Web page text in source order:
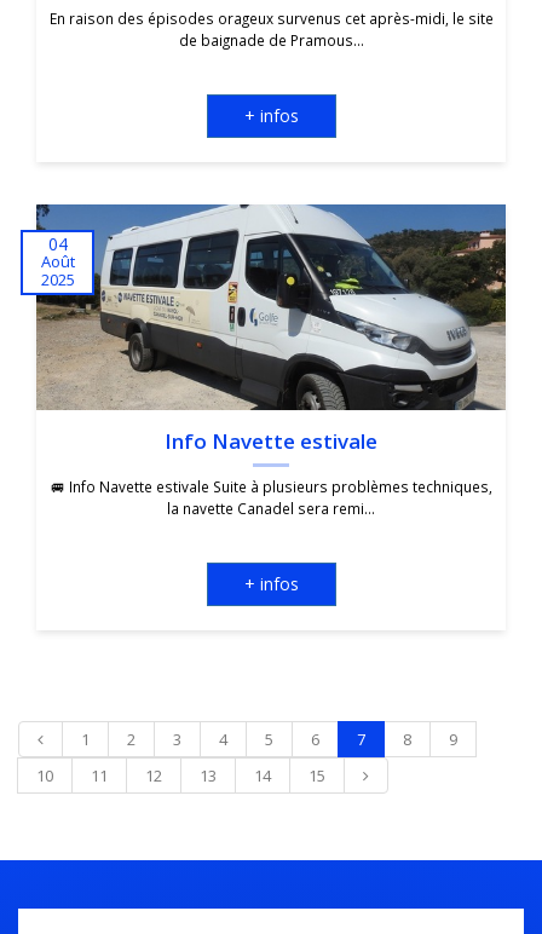
En raison des épisodes orageux survenus cet après-midi, le site
de baignade de Pramous...
+ infos
04
Août
2025
Info Navette estivale
🚐 Info Navette estivale Suite à plusieurs problèmes techniques,
la navette Canadel sera remi...
+ infos
1 2 3 4 5 6 7 8
9
10
11 12 13 14 15